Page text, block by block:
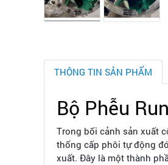
THÔNG TIN SẢN PHẨM
Bộ Phễu
Trong bối cảnh sản xuất
thống cấp phôi tự động
xuất. Đây là một thành